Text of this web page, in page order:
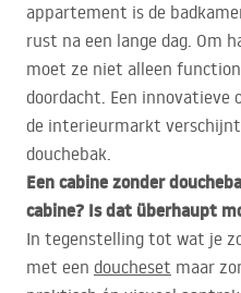
appartement is de
rust na een lange dag. Om
moet ze niet alleen
doordacht. Een innovatieve
de interieurmarkt
douchebak.
Een cabine zonder
cabine? Is dat überhaupt
In tegenstelling tot wat je
met een doucheset maar